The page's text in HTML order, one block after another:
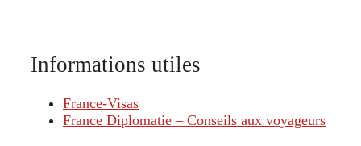
Informations utiles
France-Visas
France Diplomatie – Conseils aux voyageurs